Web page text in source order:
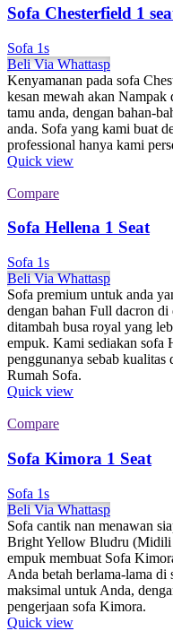
Sofa Chesterfield 1
Sofa 1s
Beli Via Whattasp
Kenyamanan pada sofa
kesan mewah akan Nampak
tamu anda, dengan bahan-
anda. Sofa yang kami buat
professional hanya kami
Quick view
Compare
Sofa Hellena 1 Seat
Sofa 1s
Beli Via Whattasp
Sofa premium untuk anda
dengan bahan Full dacron di
ditambah busa royal yang
empuk. Kami sediakan sofa
penggunanya sebab kualitas
Rumah Sofa.
Quick view
Compare
Sofa Kimora 1 Seat
Sofa 1s
Beli Via Whattasp
Sofa cantik nan menawan
Bright Yellow Bludru (Midili
empuk membuat Sofa
Anda betah berlama-lama
maksimal untuk Anda,
pengerjaan sofa Kimora.
Quick view